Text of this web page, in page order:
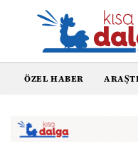
ÖZEL HABER